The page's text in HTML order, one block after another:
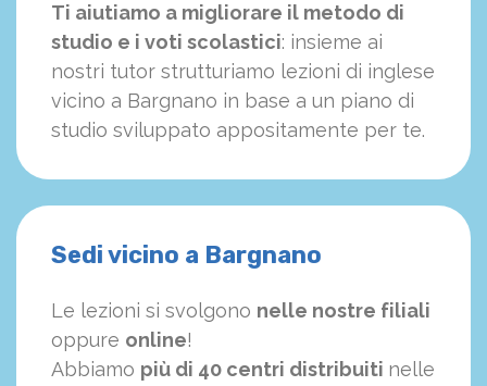
Ti aiutiamo a migliorare il metodo di
studio e i voti scolastici: insieme ai
nostri tutor strutturiamo lezioni di inglese
vicino a Bargnano in base a un piano di
studio sviluppato appositamente per te.
Sedi vicino a Bargnano
Le lezioni si svolgono nelle nostre filiali
oppure online!
Abbiamo più di 40 centri distribuiti nelle